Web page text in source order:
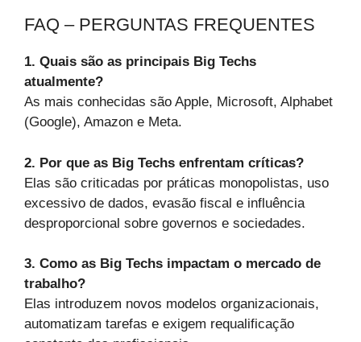
FAQ – PERGUNTAS FREQUENTES
1. Quais são as principais Big Techs
atualmente?
As mais conhecidas são Apple, Microsoft, Alphabet
(Google), Amazon e Meta.
2. Por que as Big Techs enfrentam críticas?
Elas são criticadas por práticas monopolistas, uso
excessivo de dados, evasão fiscal e influência
desproporcional sobre governos e sociedades.
3. Como as Big Techs impactam o mercado de
trabalho?
Elas introduzem novos modelos organizacionais,
automatizam tarefas e exigem requalificação